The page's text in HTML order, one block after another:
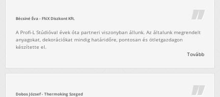
Bécsiné Éva - FNX Diszkont Kft.
A Profi-L Stúdióval évek óta partneri viszonyban állunk. Az általunk megrendelt
anyagokat, dekorációkat mindig határidőre, pontosan és ötletgazdagon
készítette el.
Tovább
Dobos József - Thermoking Szeged